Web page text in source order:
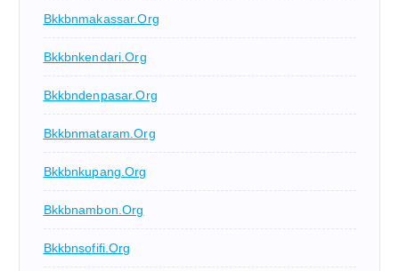
Bkkbnmakassar.org
Bkkbnkendari.org
Bkkbndenpasar.org
Bkkbnmataram.org
Bkkbnkupang.org
Bkkbnambon.org
Bkkbnsofifi.org